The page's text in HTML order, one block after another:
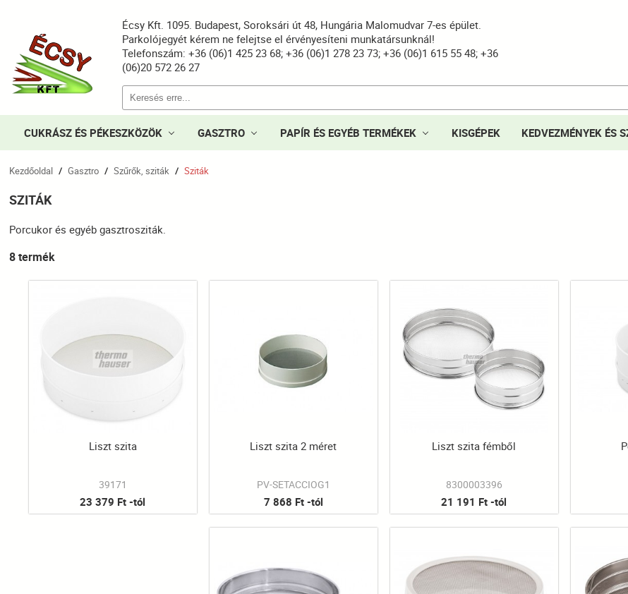
Écsy Kft. 1095. Budapest, Soroksári út 48, Hungária Malomudvar 7-es épület.
Parkolójegyét kérem ne felejtse el érvényesíteni munkatársunknál!
Telefonszám: +36 (06)1 425 23 68; +36 (06)1 278 23 73; +36 (06)1 615 55 48; +36
(06)20 572 26 27
CUKRÁSZ ÉS PÉKESZKÖZÖK GASZTRO PAPÍR ÉS EGYÉB TERMÉKEK KISGÉPEK KEDVEZMÉNYEK ÉS
Kezdőoldal / Gasztro / Szűrők, sziták / Sziták
SZITÁK
Porcukor és egyéb gasztrosziták.
8 termék
Liszt szita
39171
23 379 Ft -tól
Liszt szita 2 méret
PV-SETACCIOG1
7 868 Ft -tól
Liszt szita fémből
8300003396
21 191 Ft -tól